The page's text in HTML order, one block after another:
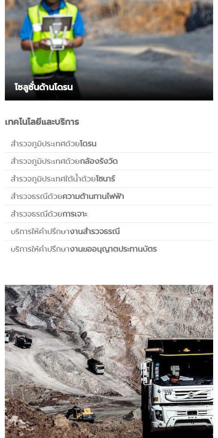
โซลูซั่นด้านโดรน
เทคโนโลยีและบริการ
สำรวจภูมิประเทศด้วยโดรน
สำรวจภูมิประเทศด้วยกล้องรังวัด
สำรวจภูมิประเทศใต้น้ำด้วยโซนาร์
สำรวจธรณีด้วยความต้านทานไฟฟ้า
สำรวจธรณีด้วยการเจาะ
บริการให้คำปรึกษางานสำรวจธรณี
บริการให้คำปรึกษางานขออนุญาตประทานบัตร